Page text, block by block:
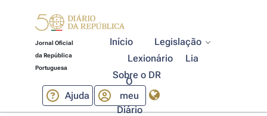
Jornal Oficial
da República
Portuguesa
Início
Legislação
Lexionário
Lia
Sobre o DR
Ajuda
O
meu
Diário